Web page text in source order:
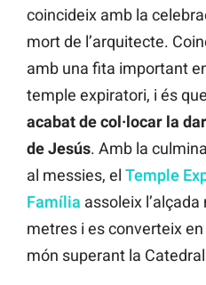
coincideix amb la
mort de l’arquitecte.
amb una fita important
temple expiratori, i és
acabat de col·locar la
de Jesús. Amb la
al messies, el Temple
Família assoleix
metres i es converteix
món superant la